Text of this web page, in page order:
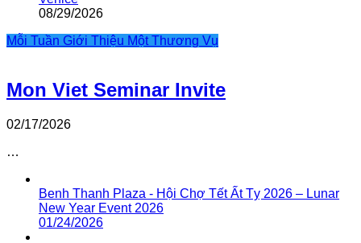
08/29/2026
Mỗi Tuần Giới Thiệu Một Thương Vụ
Mon Viet Seminar Invite
02/17/2026
…
Benh Thanh Plaza - Hội Chợ Tết Ất Tỵ 2026 – Lunar
New Year Event 2026
01/24/2026